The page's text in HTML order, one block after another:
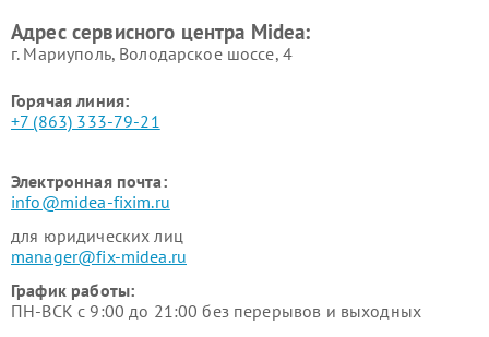
Midea
Адрес сервисного центра Midea:
г. Мариуполь, Володарское шоссе, 4
Горячая линия:
+7 (863) 333-79-21
Электронная почта:
info@midea-fixim.ru
для юридических лиц
manager@fix-midea.ru
График работы:
ПН-ВСК с 9:00 до 21:00 без перерывов и выходных